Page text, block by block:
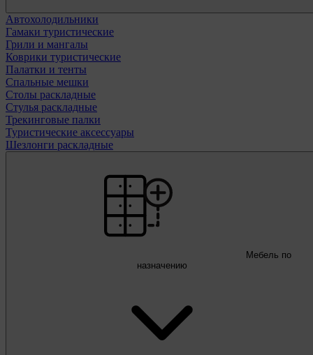
Автохолодильники
Гамаки туристические
Грили и мангалы
Коврики туристические
Палатки и тенты
Спальные мешки
Столы раскладные
Стулья раскладные
Трекинговые палки
Туристические аксессуары
Шезлонги раскладные
Мебель по
назначению